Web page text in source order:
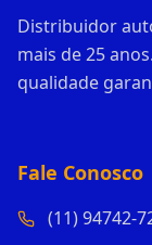
Distribuidor
mais de 25
qualidade
Fale Conosco
(11) 94742-